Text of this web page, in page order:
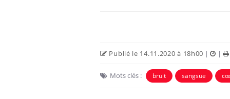
Publié le 14.11.2020 à 18h00 | |
Mots clés : bruit sangsue